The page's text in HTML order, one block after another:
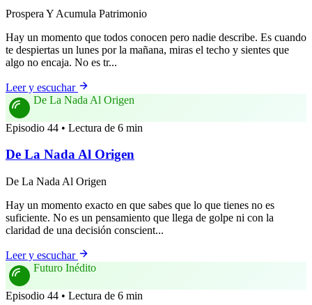
Prospera Y Acumula Patrimonio
Hay un momento que todos conocen pero nadie describe. Es cuando
te despiertas un lunes por la mañana, miras el techo y sientes que
algo no encaja. No es tr...
Leer y escuchar
De La Nada Al Origen
Episodio 44 • Lectura de 6 min
De La Nada Al Origen
De La Nada Al Origen
Hay un momento exacto en que sabes que lo que tienes no es
suficiente. No es un pensamiento que llega de golpe ni con la
claridad de una decisión conscient...
Leer y escuchar
Futuro Inédito
Episodio 44 • Lectura de 6 min